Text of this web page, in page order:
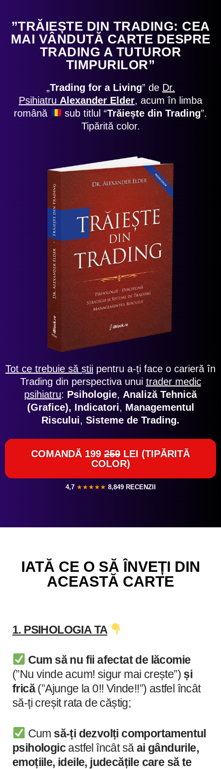
”TRĂIEȘTE DIN TRADING: CEA
MAI VÂNDUTĂ CARTE DESPRE
TRADING A TUTUROR
TIMPURILOR”
„Trading for a Living” de Dr.
Psihiatru Alexander Elder, acum în limba
română
sub titlul “Trăiește din Trading”.
Tipărită color.
Tot ce trebuie să știi pentru a-ți face o carieră în
Trading din perspectiva unui trader medic
psihiatru: Psihologie, Analiză Tehnică
(Grafice), Indicatori, Managementul
Riscului, Sisteme de Trading.
COMANDĂ 199 259LEI (TIPĂRITĂ
COLOR)
4,7★★★★★ 8,849 RECENZII
IATĂ CE O SĂ ÎNVEȚI DIN
ACEASTĂ CARTE
1. PSIHOLOGIA TA
Cum să nu fii afectat de lăcomie
(”Nu vinde acum! sigur mai crește”) și
frică(”Ajunge la 0!! Vinde!!”) astfel încât
să-ți creșit rata de căștig;
Cum să-ți dezvolți comportamentul
psihologic astfel încât săai gândurile,
emoțiile, ideile, judecățile care să te